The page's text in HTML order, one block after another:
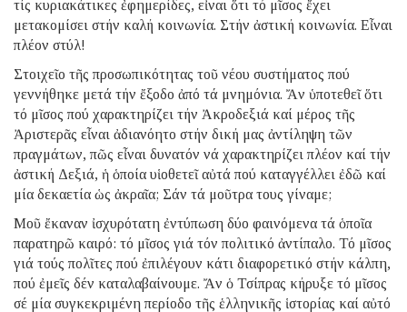
τίς κυριακάτικες ἐφημερίδες, εἶναι ὅτι τό μῖσος ἔχει
μετακομίσει στήν καλή κοινωνία. Στήν ἀστική κοινωνία. Εἶναι
πλέον στύλ!
Στοιχεῖο τῆς προσωπικότητας τοῦ νέου συστήματος πού
γεννήθηκε μετά τήν ἔξοδο ἀπό τά μνημόνια. Ἄν ὑποτεθεῖ ὅτι
τό μῖσος πού χαρακτηρίζει τήν Ἀκροδεξιά καί μέρος τῆς
Ἀριστερᾶς εἶναι ἀδιανόητο στήν δική μας ἀντίληψη τῶν
πραγμάτων, πῶς εἶναι δυνατόν νά χαρακτηρίζει πλέον καί τήν
ἀστική Δεξιά, ἡ ὁποία υἱοθετεῖ αὐτά πού καταγγέλλει ἐδῶ καί
μία δεκαετία ὡς ἀκραῖα; Σάν τά μοῦτρα τους γίναμε;
Μοῦ ἔκαναν ἰσχυρότατη ἐντύπωση δύο φαινόμενα τά ὁποῖα
παρατηρῶ καιρό: τό μῖσος γιά τόν πολιτικό ἀντίπαλο. Τό μῖσος
γιά τούς πολῖτες πού ἐπιλέγουν κάτι διαφορετικό στήν κάλπη,
πού ἐμεῖς δέν καταλαβαίνουμε. Ἄν ὁ Τσίπρας κήρυξε τό μῖσος
σέ μία συγκεκριμένη περίοδο τῆς ἑλληνικῆς ἱστορίας καί αὐτό